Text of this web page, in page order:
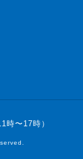
時〜17時）